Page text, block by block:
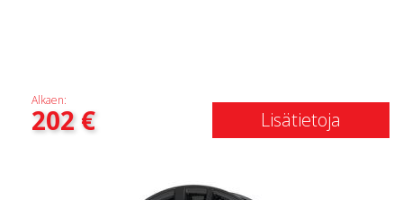
Alkaen:
202€ Lisätietoja